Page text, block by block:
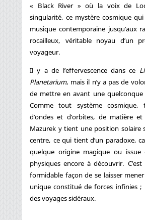
« Black River » où la voix de
singularité, ce mystère cosmique
musique contemporaine jusqu’aux
rocailleux, véritable noyau d’un
voyageur.
Il y a de l’effervescence dans ce
Planetarium, mais il n’y a pas de
de mettre en avant une
Comme tout système
d’ondes et d’orbites, de matière et
Mazurek y tient une position solaire
centre, ce qui tient d’un paradoxe,
quelque origine magique ou issue
physiques encore à découvrir.
formidable façon de se laisser
unique constitué de forces infinies ;
des voyages sidéraux.